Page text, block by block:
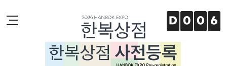
D 0 0 6